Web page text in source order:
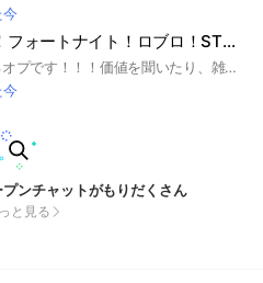
今
300人で副官投票！フォートナイト！ロブロ！STEEL！ファイト！Goup！ゴーアップブレインロット
ここは交換を主にするオプです！！！価値を聞いたり、雑談したり、そういうのも全然いいです！STEEL（スティール）も、Goup（ゴーアップ）も、FIGHT（ファイト）も、ロブロ盗むも！！！他にもフルーツ対ブレインロットとか、そういったのも全部️⭕️！！！ ちなみになんだけど、ここのオプ主りょんちゃんchって人で、YouTuberなんだよね！（底辺）登録してくれると嬉しい^_^ ちなみにここの主は現在約900オプ副官だよ^_^ そしてここの副官！色んな人いるよ👀 らりねっていうYouTuberだったり、れもねーとさんとか！（現在900オプ主の人） ブレロ系でも、妖怪ウォッチぷにぷにとか、プロスピとか、バウンティとか、ブロスタとかも、全部OKフォトナでリロラン募集したり！精霊で交換したり！なんでもOK！！！ ちなみに最近スプラハマってるからスプラ民来て欲しい👀 みんな！楽しくいこうぜ(* • ω • )b #フォートナイト#フォトナ#フォートナ#Fortnite#ブレインロット#STEEL#STEELThe#STEELザ#スティール#盗む#ロブロ#ロブロ盗む#ロブロックス#FIGHT#ファイト#Goup#GOup#GOUP#ゴーアップ#ブロスタ#雑談#妖怪ウォッチぷにぷに#ぷにぷに#バウンティ#バウンティラッシュ#精霊#リロード#キャリー#YouTuber#YouTube#りょんちゃん#りょん#りょんちゃん1015#りょんちゃんch#らりね#リロラン#れもねーと#れもね#スプラ#スプラ民
今
ンチャットがもりだくさん
と見る